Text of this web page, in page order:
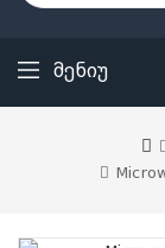
Მენიუ